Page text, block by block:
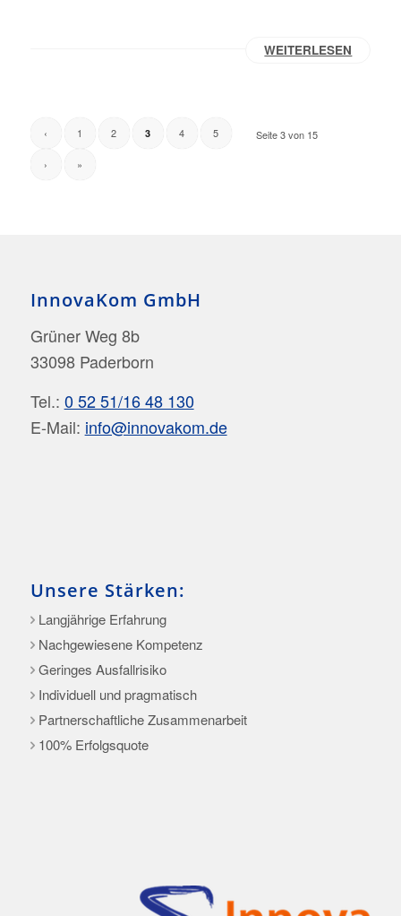
WEITERLESEN
Seite 3 von 15
‹ 1 2 3 4 5
› »
InnovaKom GmbH
Grüner Weg 8b
33098 Paderborn
Tel.: 0 52 51/16 48 130
E-Mail: info@innovakom.de
Unsere Stärken:
Langjährige Erfahrung
Nachgewiesene Kompetenz
Geringes Ausfallrisiko
Individuell und pragmatisch
Partnerschaftliche Zusammenarbeit
100% Erfolgsquote